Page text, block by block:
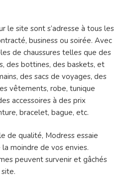
le site sont s’adresse à tous les
business ou soirée. Avec
de chaussures telles que des
des bottines, des baskets, et
des sacs de voyages, des
vêtements, robe, tunique
accessoires à des prix
bracelet, bague, etc.
de qualité, Modress essaie
moindre de vos envies.
peuvent survenir et gâchés
site.